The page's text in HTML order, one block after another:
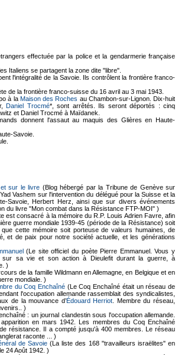
effectuée par la police et la gendarmerie française
Italiens se partagent la zone dite "libre".
l'intégralité de la Savoie. Ils contrôlent la frontière franco-
de la frontière franco-suisse du 16 avril au 3 mai 1943.
à la Maison des Roches au Chambon-sur-Lignon. Dix-huit
Daniel Trocmé*, sont arrêtés. Ils seront déportés : cinq
et Daniel Trocmé à Maïdanek.
donnent l'assaut au maquis des Glières en Haute-
Savoie.
sur le livre (Blog hébergé par la Tribune de Genève sur
Vashem sur l'intervention du délégué pour la Suisse et la
Savoie, Herbert Herz, ainsi que sur divers événements
du livre "Mon combat dans la Résistance FTP-MOI" )
est consacré à la mémoire du R.P. Louis Adrien Favre, afin
guerre mondiale 1939-45 (période de la Résistance) soit
cette mémoire soit porteuse de valeurs humaines, de
et de paix pour notre société actuelle, et les générations
(Le site officiel du poète Pierre Emmanuel. Vous y
sur sa vie et son action à Dieulefit durant la guerre, à
)
de la famille Wildmann en Allemagne, en Belgique et en
mondiale. )
du Coq Enchaîné (Le Coq Enchaîné était un réseau de
l'occupation allemande rassemblait des syndicalistes,
de la mouvance d’Édouard Herriot . Membre du réseau,
)
: un journal clandestin sous l'occupation allemande.
en mars 1942. Les membres du Coq Enchaîné
résistance. Il a compté jusqu'à 400 membres. Le réseau
raconte ... )
de Savoie (La liste des 168 "travailleurs israëlites" en
24 Août 1942. )